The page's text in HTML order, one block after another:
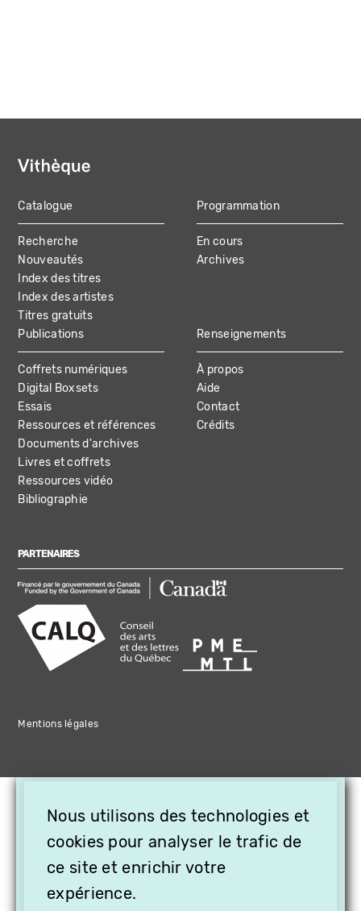
MAIN
NAVIGATION
Catalogue
Recherche
Nouveautés
Index des titres
Index des artistes
Titres gratuits
Programmation
En cours
Archives
Publications
Coffrets numériques
Digital Boxsets
Essais
Ressources et références
Documents d'archives
Livres et coffrets
Ressources vidéo
Bibliographie
Renseignements
À propos
Aide
Contact
Crédits
PARTENAIRES
Mentions légales
Nous utilisons des technologies et
cookies pour analyser le trafic de
ce site et enrichir votre
expérience.
OFFREZ LA VIDÉO EN
CADEAU, ABONNEZ VOS
PROCHES À VITHÈQUE !